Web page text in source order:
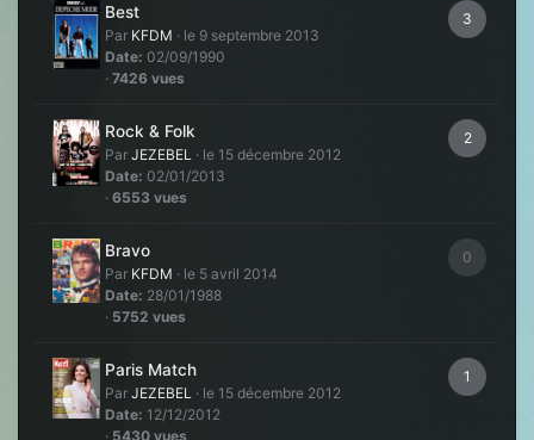
3
Best
Par KFDM · le 9 septembre 2013
Date: 02/09/1990
· 7426 vues
2
Rock & Folk
Par JEZEBEL · le 15 décembre 2012
Date: 02/01/2013
· 6553 vues
0
Bravo
Par KFDM · le 5 avril 2014
Date: 28/01/1988
· 5752 vues
1
Paris Match
Par JEZEBEL · le 15 décembre 2012
Date: 12/12/2012
· 5430 vues